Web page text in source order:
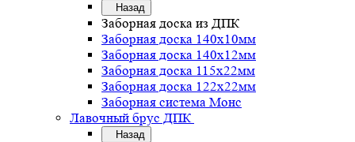
Назад
Заборная доска из ДПК
Заборная доска 140х10мм
Заборная доска 140х12мм
Заборная доска 115х22мм
Заборная доска 122х22мм
Заборная система Монс
Лавочный брус ДПК
Назад